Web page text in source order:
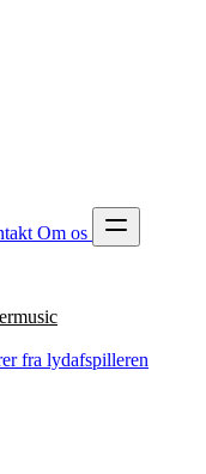
Om os
fra lydafspilleren